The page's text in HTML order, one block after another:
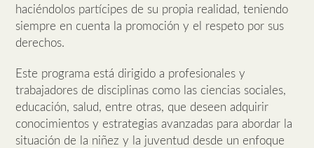
haciéndolos partícipes de su propia realidad, teniendo
siempre en cuenta la promoción y el respeto por sus
derechos.
Este programa está dirigido a profesionales y
trabajadores de disciplinas como las ciencias sociales,
educación, salud, entre otras, que deseen adquirir
conocimientos y estrategias avanzadas para abordar la
situación de la niñez y la juventud desde un enfoque